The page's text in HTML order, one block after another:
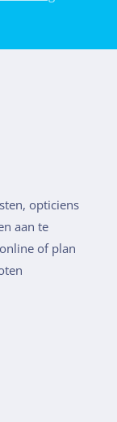
opticiens
aan te
of plan